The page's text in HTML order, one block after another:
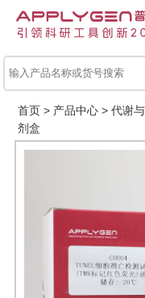
首页> 产品中心> 代谢
剂盒